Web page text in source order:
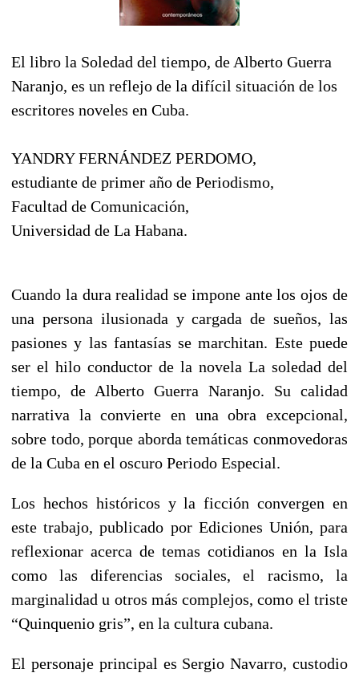
El libro la Soledad del tiempo, de Alberto Guerra
Naranjo, es un reflejo de la difícil situación de los
escritores noveles en Cuba.
YANDRY FERNÁNDEZ PERDOMO,
estudiante de primer año de Periodismo,
Facultad de Comunicación,
Universidad de La Habana.
Cuando la dura realidad se impone ante los ojos de
una persona ilusionada y cargada de sueños, las
pasiones y las fantasías se marchitan. Este puede
ser el hilo conductor de la novela La soledad del
tiempo, de Alberto Guerra Naranjo. Su calidad
narrativa la convierte en una obra excepcional,
sobre todo, porque aborda temáticas conmovedoras
de la Cuba en el oscuro Periodo Especial.
Los hechos históricos y la ficción convergen en
este trabajo, publicado por Ediciones Unión, para
reflexionar acerca de temas cotidianos en la Isla
como las diferencias sociales, el racismo, la
marginalidad u otros más complejos, como el triste
“Quinquenio gris”, en la cultura cubana.
El personaje principal es Sergio Navarro, custodio